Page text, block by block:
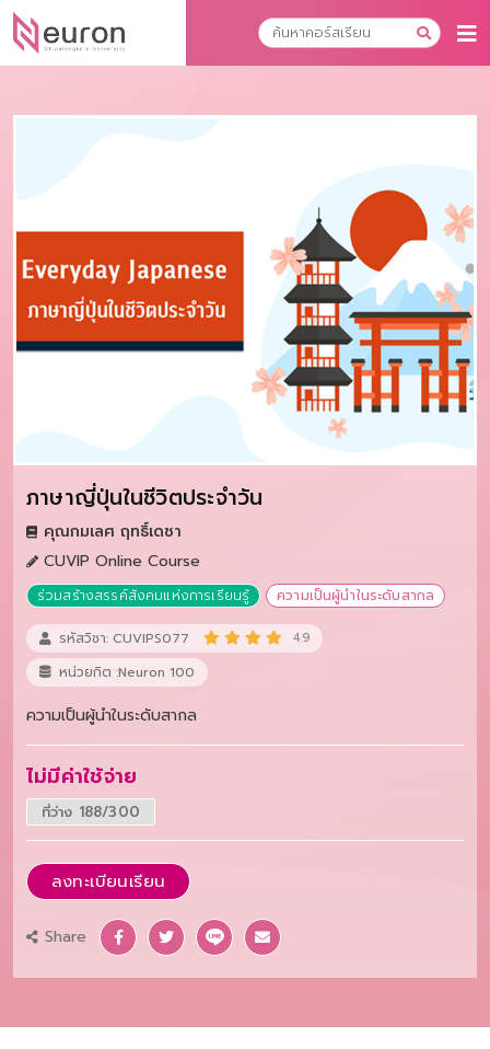
ภาษาญี่ปุ่นในชีวิตประจำวัน
คุณกมเลศ ฤทธิ์เดชา
CUVIP Online Course
ร่วมสร้างสรรค์สังคมแห่งการเรียนรู้ ความเป็นผู้นำในระดับสากล
รหัสวิชา: CUVIPS077 4.9
หน่วยกิต :Neuron 100
ความเป็นผู้นำในระดับสากล
ไม่มีค่าใช้จ่าย
ที่ว่าง 188/300
ลงทะเบียนเรียน
Share